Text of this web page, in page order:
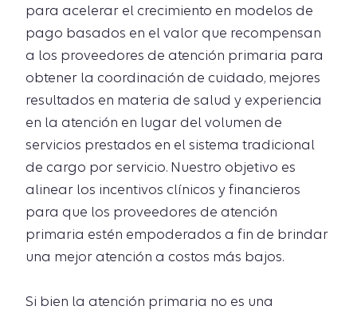
para acelerar el crecimiento en modelos de
pago basados en el valor que recompensan
a los proveedores de atención primaria para
obtener la coordinación de cuidado, mejores
resultados en materia de salud y experiencia
en la atención en lugar del volumen de
servicios prestados en el sistema tradicional
de cargo por servicio. Nuestro objetivo es
alinear los incentivos clínicos y financieros
para que los proveedores de atención
primaria estén empoderados a fin de brindar
una mejor atención a costos más bajos.
Si bien la atención primaria no es una